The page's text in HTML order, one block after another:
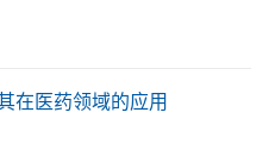
在医药领域的应用